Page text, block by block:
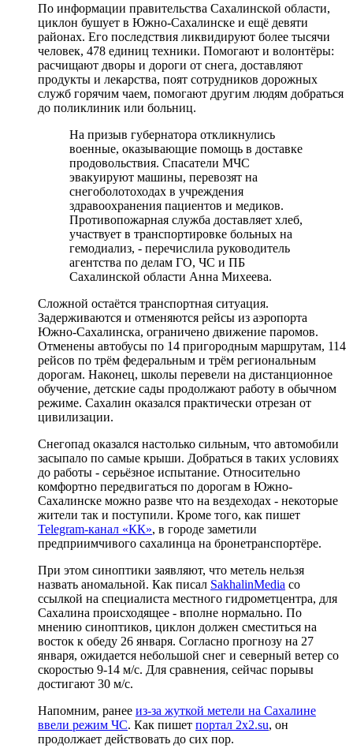
По информации правительства Сахалинской области,
циклон бушует в Южно-Сахалинске и ещё девяти
районах. Его последствия ликвидируют более тысячи
человек, 478 единиц техники. Помогают и волонтёры:
расчищают дворы и дороги от снега, доставляют
продукты и лекарства, поят сотрудников дорожных
служб горячим чаем, помогают другим людям добраться
до поликлиник или больниц.
На призыв губернатора откликнулись
военные, оказывающие помощь в доставке
продовольствия. Спасатели МЧС
эвакуируют машины, перевозят на
снегоболотоходах в учреждения
здравоохранения пациентов и медиков.
Противопожарная служба доставляет хлеб,
участвует в транспортировке больных на
гемодиализ, - перечислила руководитель
агентства по делам ГО, ЧС и ПБ
Сахалинской области Анна Михеева.
Сложной остаётся транспортная ситуация.
Задерживаются и отменяются рейсы из аэропорта
Южно-Сахалинска, ограничено движение паромов.
Отменены автобусы по 14 пригородным маршрутам, 114
рейсов по трём федеральным и трём региональным
дорогам. Наконец, школы перевели на дистанционное
обучение, детские сады продолжают работу в обычном
режиме. Сахалин оказался практически отрезан от
цивилизации.
Снегопад оказался настолько сильным, что автомобили
засыпало по самые крыши. Добраться в таких условиях
до работы - серьёзное испытание. Относительно
комфортно передвигаться по дорогам в Южно-
Сахалинске можно разве что на вездеходах - некоторые
жители так и поступили. Кроме того, как пишет
Telegram-канал «КК», в городе заметили
предприимчивого сахалинца на бронетранспортёре.
При этом синоптики заявляют, что метель нельзя
назвать аномальной. Как писал SakhalinMedia со
ссылкой на специалиста местного гидрометцентра, для
Сахалина происходящее - вполне нормально. По
мнению синоптиков, циклон должен сместиться на
восток к обеду 26 января. Согласно прогнозу на 27
января, ожидается небольшой снег и северный ветер со
скоростью 9-14 м/с. Для сравнения, сейчас порывы
достигают 30 м/с.
Напомним, ранее из-за жуткой метели на Сахалине
ввели режим ЧС. Как пишет портал 2x2.su, он
продолжает действовать до сих пор.